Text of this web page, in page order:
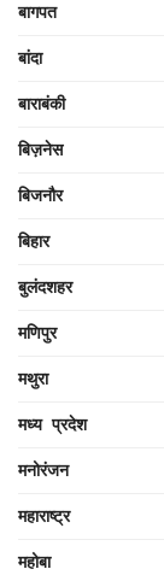
बागपत
बांदा
बाराबंकी
बिज़नेस
बिजनौर
बिहार
बुलंदशहर
मणिपुर
मथुरा
मध्य प्रदेश
मनोरंजन
महाराष्ट्र
महोबा